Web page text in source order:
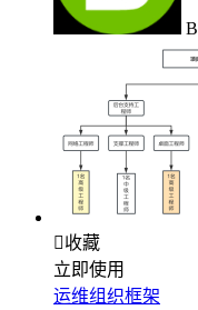
收藏
立即使用
运维组织框架